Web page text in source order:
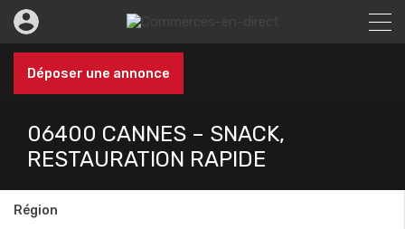
Déposer une annonce
06400 CANNES – SNACK,
RESTAURATION RAPIDE
Région